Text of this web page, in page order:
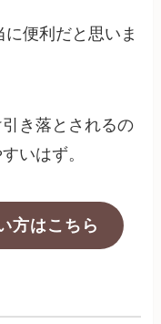
便利だと思いま
き落とされるの
いはず。
方はこちら